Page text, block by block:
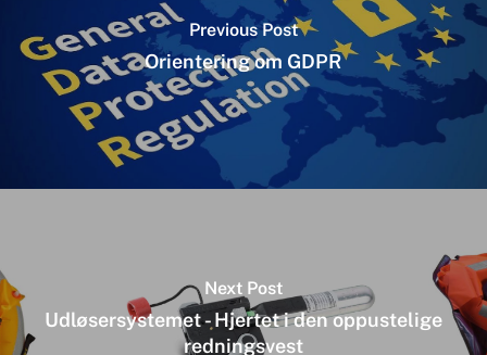
Previous Post
Orientering om GDPR
Next Post
Udløsersystemet - Hjertet i den oppustelige
redningsvest